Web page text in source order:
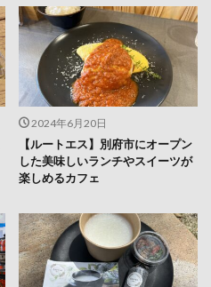
2024年6月20日
【ルートエス】別府市にオープン
した美味しいランチやスイーツが
楽しめるカフェ